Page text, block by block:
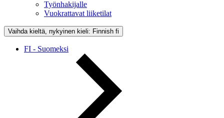
Työnhakijalle
Vuokrattavat liiketilat
Vaihda kieltä, nykyinen kieli: Finnish fi
FI - Suomeksi